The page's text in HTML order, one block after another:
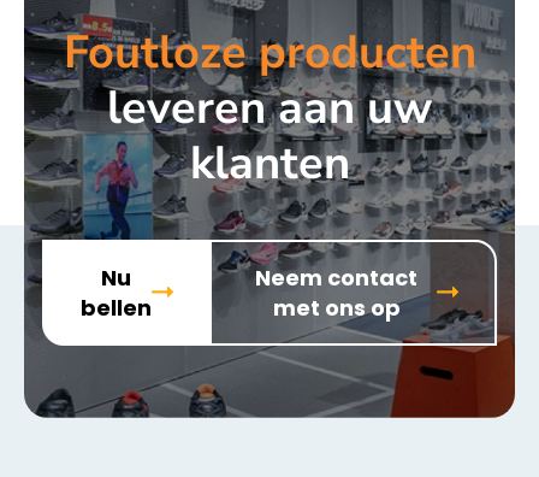
Foutloze producten
leveren aan uw
klanten
Nu
bellen
Neem contact
met ons op